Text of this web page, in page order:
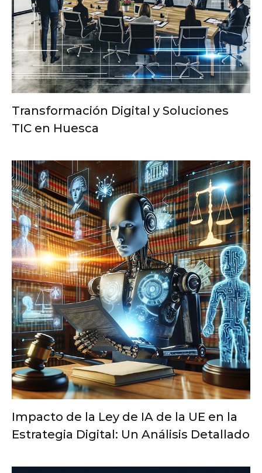
Transformación Digital y Soluciones
TIC en Huesca
Impacto de la Ley de IA de la UE en la
Estrategia Digital: Un Análisis Detallado